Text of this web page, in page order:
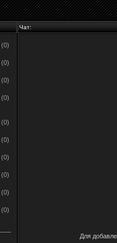
Чат:
(0)
(0)
(0)
(0)
(0)
(0)
(0)
(0)
(0)
(0)
Для